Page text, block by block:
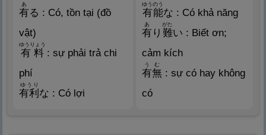
radanh
有
ra
あ
る : Có, tồn tại (đồ
vật)
有
ra
料
ゆうりょう
: sự phải trả chi
phí
有利
ゆうり
な : Có lợi
有能
ゆうのう
な : Có khả năng
有
ra
あ
り 難
がた
い : Biết ơn;
cảm kích
有無
うむ
: sự có hay không
có